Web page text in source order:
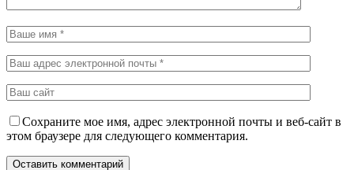
Сохраните мое имя, адрес электронной почты и веб-сайт в
этом браузере для следующего комментария.